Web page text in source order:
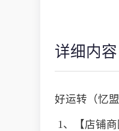
详细内容
好运转（忆
1、【店铺